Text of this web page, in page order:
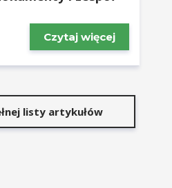
Czytaj więcej
listy artykułów